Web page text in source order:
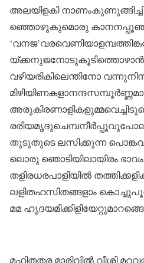
അലയിളകി
ഞ്ഞൊഴുകുമൊരു
യ്ക്കനുജനോടുകൂടിത്തൊഴാൻ
വഴിയരികിലെന്തിനോ
തുടുതുടെ ലസിക്കുന്ന
ലൊരു ഞൊടിയിലായിരം
തളിരധരപാളിയിൽ
ലളിതഹസിതങ്ങളാം
മമ
മഹിതതര മാരിവിൽ വീശി